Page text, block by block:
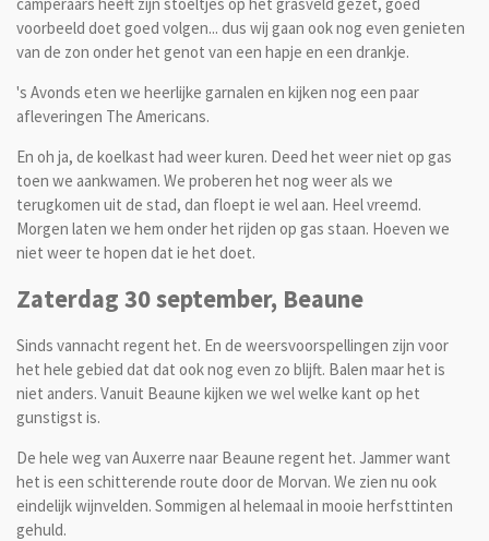
voorbeeld doet goed volgen... dus wij gaan ook nog even genieten
van de zon onder het genot van een hapje en een drankje.
's Avonds eten we heerlijke garnalen en kijken nog een paar
afleveringen The Americans.
En oh ja, de koelkast had weer kuren. Deed het weer niet op gas
toen we aankwamen. We proberen het nog weer als we
terugkomen uit de stad, dan floept ie wel aan. Heel vreemd.
Morgen laten we hem onder het rijden op gas staan. Hoeven we
niet weer te hopen dat ie het doet.
Zaterdag 30 september, Beaune
Sinds vannacht regent het. En de weersvoorspellingen zijn voor
het hele gebied dat dat ook nog even zo blijft. Balen maar het is
niet anders. Vanuit Beaune kijken we wel welke kant op het
gunstigst is.
De hele weg van Auxerre naar Beaune regent het. Jammer want
het is een schitterende route door de Morvan. We zien nu ook
eindelijk wijnvelden. Sommigen al helemaal in mooie herfsttinten
gehuld.